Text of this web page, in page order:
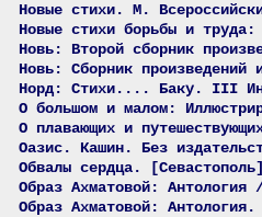
Новые стихи. М.
Новые стихи борьбы и
Новь: Второй сборник
Новь: Сборник
Норд: Стихи.... Баку. III
О большом и малом:
О плавающих и
Оазис. Кашин. Без
Обвалы сердца.
Образ Ахматовой: Антология
Образ Ахматовой: